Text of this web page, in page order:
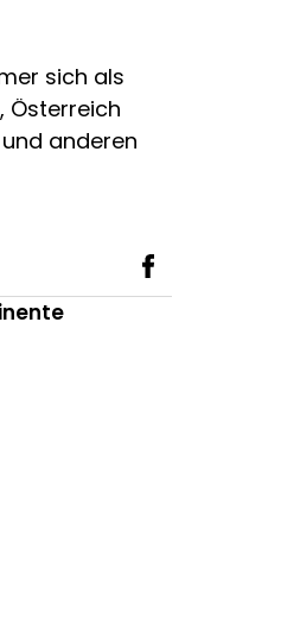
sich als
Österreich
anderen